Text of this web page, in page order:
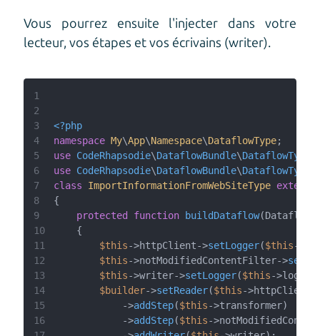
Vous pourrez ensuite l'injecter dans votre
lecteur, vos étapes et vos écrivains (writer).
1
2
3
<?php
4
namespace My\App\Namespace\DataflowType
5
use CodeRhapsodie\DataflowBundle\DataflowType
6
use CodeRhapsodie\DataflowBundle\DataflowType
7
class ImportInformationFromWebSiteType extends
8
9
protected function buildDataflow(
10
11
$this->httpClient->setLogger($this
12
$this->notModifiedContentFilter->
13
$this->writer->setLogger($this
14
$builder->setReader($this->httpClient-
15
->addStep($this
16
->addStep($this